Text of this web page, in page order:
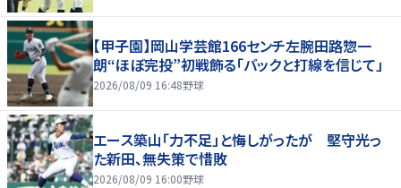
【甲子園】岡山学芸館166センチ左腕田路惣一
朗“ほぼ完投”初戦飾る「バックと打線を信じて」
2026/08/09 16:48野球
エース築山「力不足」と悔しがったが 堅守光っ
た新田、無失策で惜敗
2026/08/09 16:00野球